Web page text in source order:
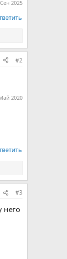
2025
#2
2020
#3
него